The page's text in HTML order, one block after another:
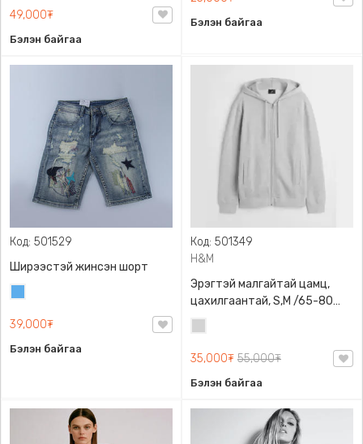
49,000₮
Бэлэн байгаа
Бэлэн байгаа
Код: 501529
Ширээстэй жинсэн шорт
39,000₮
Бэлэн байгаа
Код: 501349
H&M
Эрэгтэй малгайтай цамц,
цахилгаантай, S,M /65-80
кг/, H&M, 0852614006,
Даавуу
35,000₮ 55,000₮
Бэлэн байгаа